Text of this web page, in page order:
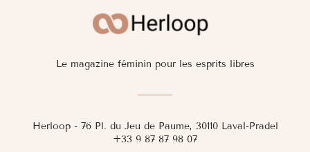
Le magazine féminin pour les esprits libres
Herloop - 76 Pl. du Jeu de Paume, 30110 Laval-Pradel
+33 9 87 87 98 07